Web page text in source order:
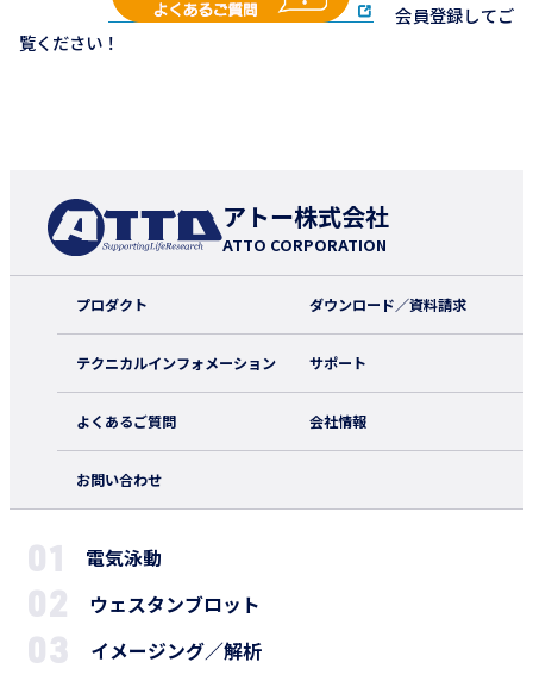
会員登録してご
覧ください！
アトー株式会社
ATTO CORPORATION
プロダクト ダウンロード／資料請求
テクニカルインフォメーション サポート
よくあるご質問 会社情報
お問い合わせ
電気泳動
ウェスタンブロット
イメージング／解析